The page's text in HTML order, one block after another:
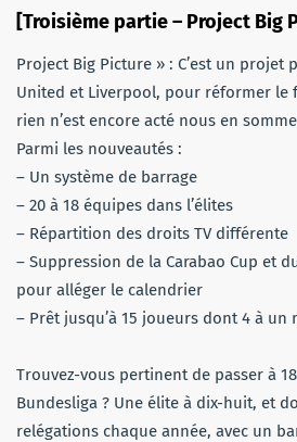
[Troisième partie – Project Big
Project Big Picture » : C’est un projet
United et Liverpool, pour réformer le
rien n’est encore acté nous en
Parmi les nouveautés :
– Un système de barrage
– 20 à 18 équipes dans l’élites
– Répartition des droits TV différente
– Suppression de la Carabao Cup et
pour alléger le calendrier
– Prêt jusqu’à 15 joueurs dont 4 à un
Trouvez-vous pertinent de passer à
Bundesliga ? Une élite à dix-huit, et
relégations chaque année, avec un